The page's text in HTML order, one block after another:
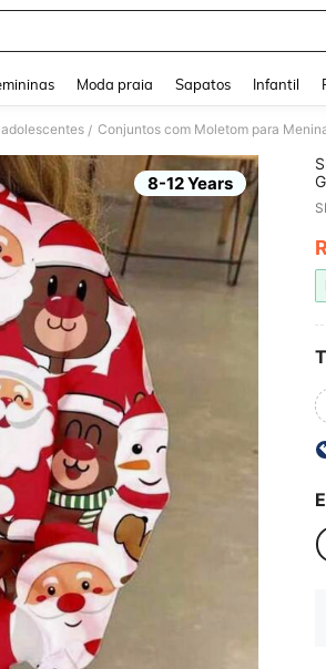
Moda praia Sapatos Infantil
/ Conjuntos com Moletom para
8-12 Years